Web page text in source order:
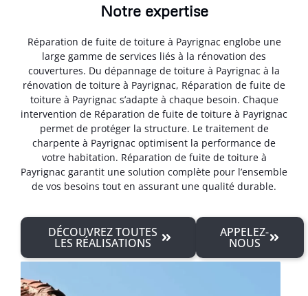
Notre expertise
Réparation de fuite de toiture à Payrignac englobe une
large gamme de services liés à la rénovation des
couvertures. Du dépannage de toiture à Payrignac à la
rénovation de toiture à Payrignac, Réparation de fuite de
toiture à Payrignac s’adapte à chaque besoin. Chaque
intervention de Réparation de fuite de toiture à Payrignac
permet de protéger la structure. Le traitement de
charpente à Payrignac optimisent la performance de
votre habitation. Réparation de fuite de toiture à
Payrignac garantit une solution complète pour l’ensemble
de vos besoins tout en assurant une qualité durable.
DÉCOUVREZ TOUTES
LES RÉALISATIONS
APPELEZ-
NOUS